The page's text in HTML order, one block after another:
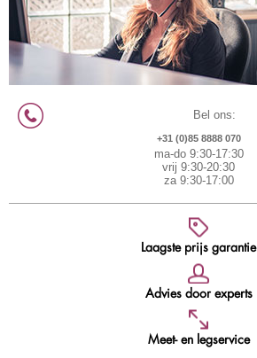
Bel ons:
+31 (0)85 8888 070
ma-do 9:30-17:30
vrij 9:30-20:30
za 9:30-17:00
Laagste prijs garantie
Advies door experts
Meet- en legservice